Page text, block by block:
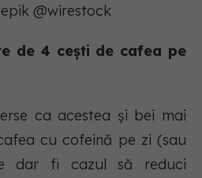
@wirestock
de 4 cești de cafea pe
ca acestea și bei mai
cu cofeină pe zi (sau
dar fi cazul să reduci